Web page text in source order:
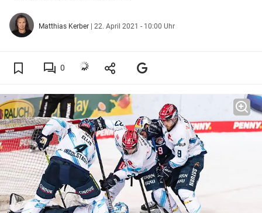
Matthias Kerber | 22. April 2021 - 10:00 Uhr
0